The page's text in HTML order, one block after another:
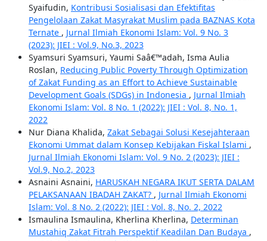
Syaifudin, Kontribusi Sosialisasi dan Efektifitas
Pengelolaan Zakat Masyrakat Muslim pada BAZNAS Kota
Ternate , Jurnal Ilmiah Ekonomi Islam: Vol. 9 No. 3
(2023): JIEI : Vol.9, No.3, 2023
Syamsuri Syamsuri, Yaumi Saâ€™adah, Isma Aulia
Roslan, Reducing Public Poverty Through Optimization
of Zakat Funding as an Effort to Achieve Sustainable
Development Goals (SDGs) in Indonesia , Jurnal Ilmiah
Ekonomi Islam: Vol. 8 No. 1 (2022): JIEI : Vol. 8, No. 1,
2022
Nur Diana Khalida, Zakat Sebagai Solusi Kesejahteraan
Ekonomi Ummat dalam Konsep Kebijakan Fiskal Islami ,
Jurnal Ilmiah Ekonomi Islam: Vol. 9 No. 2 (2023): JIEI :
Vol.9, No.2, 2023
Asnaini Asnaini, HARUSKAH NEGARA IKUT SERTA DALAM
PELAKSANAAN IBADAH ZAKAT? , Jurnal Ilmiah Ekonomi
Islam: Vol. 8 No. 2 (2022): JIEI : Vol. 8, No. 2, 2022
Ismaulina Ismaulina, Kherlina Kherlina, Determinan
Mustahiq Zakat Fitrah Perspektif Keadilan Dan Budaya ,